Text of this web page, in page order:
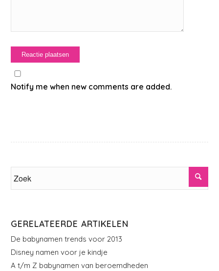
Notify me when new comments are added.
GERELATEERDE ARTIKELEN
De babynamen trends voor 2013
Disney namen voor je kindje
A t/m Z babynamen van beroemdheden